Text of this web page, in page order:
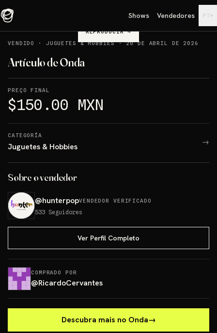
Shows Vendedores PT▾
REPRODUCIR→
VENDIDO
· JUGUETES & HOBBIES·20 DE ABRIL DE 2026
Artículo de Onda
PREÇO FINAL
$150.00 MXN
CATEGORÍA
Juguetes & Hobbies →
Sobre o vendedor
@hunterpopVENDEDOR VERIFICADO
533 Seguidores
Ver Perfil Completo
COMPRADO POR
@RicardoCervantes
Descubra mais no Onda→